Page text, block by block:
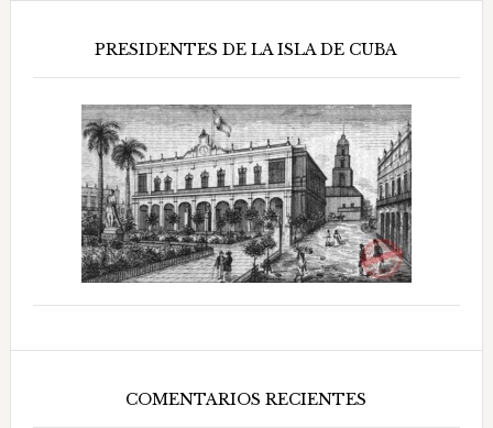
PRESIDENTES DE LA ISLA DE CUBA
COMENTARIOS RECIENTES